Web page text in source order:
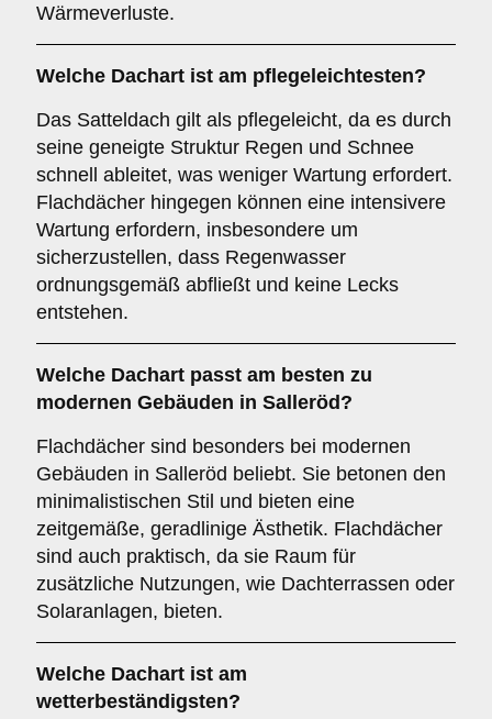
Wärmeverluste.
Welche Dachart ist am pflegeleichtesten?
Das Satteldach gilt als pflegeleicht, da es durch
seine geneigte Struktur Regen und Schnee
schnell ableitet, was weniger Wartung erfordert.
Flachdächer hingegen können eine intensivere
Wartung erfordern, insbesondere um
sicherzustellen, dass Regenwasser
ordnungsgemäß abfließt und keine Lecks
entstehen.
Welche Dachart passt am besten zu
modernen Gebäuden in Salleröd?
Flachdächer sind besonders bei modernen
Gebäuden in Salleröd beliebt. Sie betonen den
minimalistischen Stil und bieten eine
zeitgemäße, geradlinige Ästhetik. Flachdächer
sind auch praktisch, da sie Raum für
zusätzliche Nutzungen, wie Dachterrassen oder
Solaranlagen, bieten.
Welche Dachart ist am
wetterbeständigsten?